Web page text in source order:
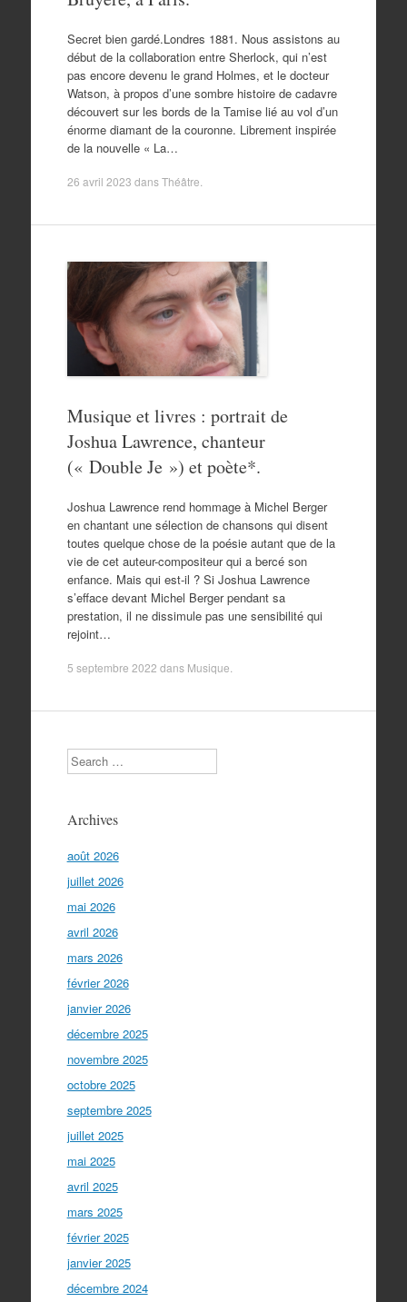
Secret bien gardé.Londres 1881. Nous assistons au
début de la collaboration entre Sherlock, qui n’est
pas encore devenu le grand Holmes, et le docteur
Watson, à propos d’une sombre histoire de cadavre
découvert sur les bords de la Tamise lié au vol d’un
énorme diamant de la couronne. Librement inspirée
de la nouvelle « La…
26 avril 2023 dansThéâtre
Musique et livres : portrait de
Joshua Lawrence, chanteur
(« Double Je ») et poète*.
Joshua Lawrence rend hommage à Michel Berger
en chantant une sélection de chansons qui disent
toutes quelque chose de la poésie autant que de la
vie de cet auteur-compositeur qui a bercé son
enfance. Mais qui est-il ? Si Joshua Lawrence
s’efface devant Michel Berger pendant sa
prestation, il ne dissimule pas une sensibilité qui
rejoint…
5 septembre 2022 dans Musique
Search
Archives
août 2026
juillet 2026
mai 2026
avril 2026
mars 2026
février 2026
janvier 2026
décembre 2025
novembre 2025
octobre 2025
septembre 2025
juillet 2025
mai 2025
avril 2025
mars 2025
février 2025
janvier 2025
décembre 2024